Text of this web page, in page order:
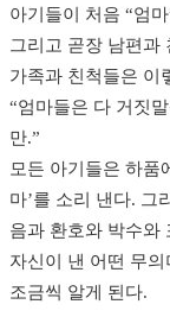
아기들이 처음 “엄
그리고 곧장 남편과
가족과 친척들은 이
“엄마들은 다 거짓
만.”
모든 아기들은 하품
마’를 소리 낸다. 그
음과 환호와 박수와
자신이 낸 어떤 무
조금씩 알게 된다.